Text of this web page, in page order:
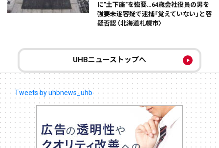
に"土下座"を強要…64歳会社役員の男を
強要未遂容疑で逮捕「覚えていない」と容
疑否認〈北海道札幌市〉
UHBニューストップへ
Tweets by uhbnews_uhb